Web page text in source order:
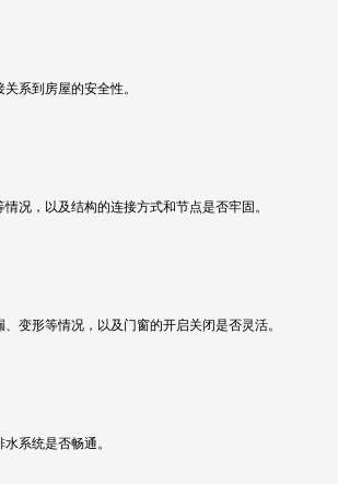
系到房屋的安全性。
况，以及结构的连接方式和节点是否牢固。
变形等情况，以及门窗的开启关闭是否灵活。
系统是否畅通。